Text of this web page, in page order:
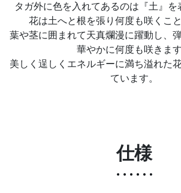
タガ外に色を入れてあるのは『土』を
花は土へと根を張り何度も咲くこ
葉や茎に囲まれて天真爛漫に躍動し、
華やかに何度も咲きます
美しく逞しくエネルギーに満ち溢れた
ています。
仕様